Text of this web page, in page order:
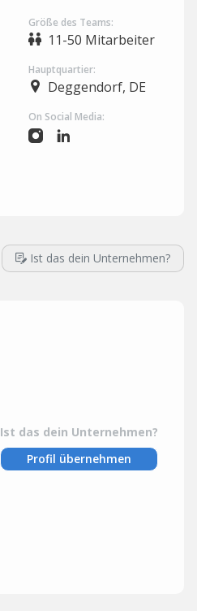
Größe des Teams:
11-50 Mitarbeiter
Hauptquartier:
Deggendorf, DE
On Social Media:
Ist das dein Unternehmen?
Ist das dein Unternehmen?
Profil übernehmen